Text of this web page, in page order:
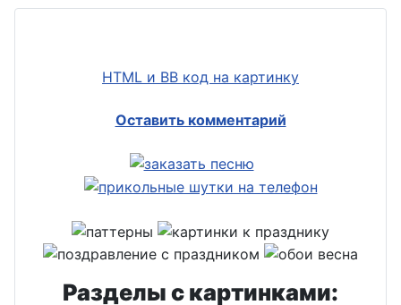
HTML и BB код на картинку
Оставить комментарий
Разделы с картинками: